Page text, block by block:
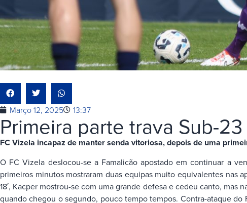
Março 12, 2025 13:37
Primeira parte trava Sub-
FC Vizela incapaz de manter senda vitoriosa, depois de uma
O FC Vizela deslocou-se a Famalicão apostado em continuar a
primeiros minutos mostraram duas equipas muito equivalentes nas
18′, Kacper mostrou-se com uma grande defesa e cedeu canto,
quando chegou o segundo, pouco tempo tempos. Contra-ataque do